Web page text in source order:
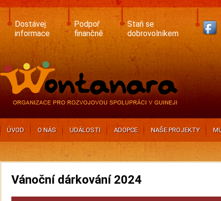
Skip
main
content
Dostávej
informace
Podpoř
finančně
Staň se
dobrovolníkem
ÚVOD O NÁS UDÁLOSTI ADOPCE NAŠE PROJEKTY
Vánoční dárkování 2024